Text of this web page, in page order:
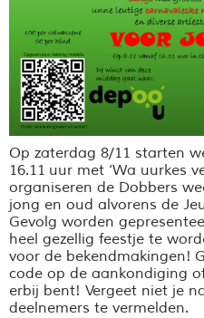
Op zaterdag 8/11 starten
16.11 uur met ‘Wa uurkes
organiseren de Dobbers
jong en oud alvorens de
Gevolg worden
heel gezellig feestje te
voor de bekendmakingen!
code op de aankondiging
erbij bent! Vergeet niet je
deelnemers te vermelden.